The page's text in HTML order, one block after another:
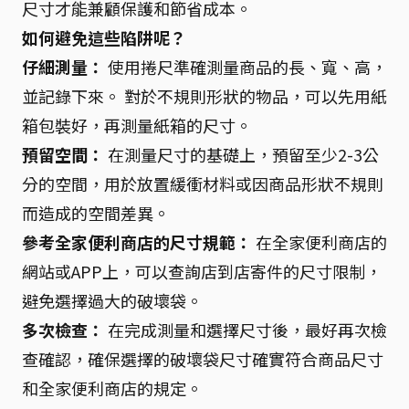
尺寸才能兼顧保護和節省成本。
如何避免這些陷阱呢？
仔細測量： 使用捲尺準確測量商品的長、寬、高，
並記錄下來。 對於不規則形狀的物品，可以先用紙
箱包裝好，再測量紙箱的尺寸。
預留空間： 在測量尺寸的基礎上，預留至少2-3公
分的空間，用於放置緩衝材料或因商品形狀不規則
而造成的空間差異。
參考全家便利商店的尺寸規範： 在全家便利商店的
網站或APP上，可以查詢店到店寄件的尺寸限制，
避免選擇過大的破壞袋。
多次檢查： 在完成測量和選擇尺寸後，最好再次檢
查確認，確保選擇的破壞袋尺寸確實符合商品尺寸
和全家便利商店的規定。